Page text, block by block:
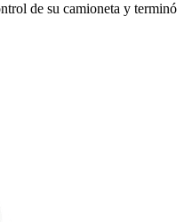
de su camioneta y terminó